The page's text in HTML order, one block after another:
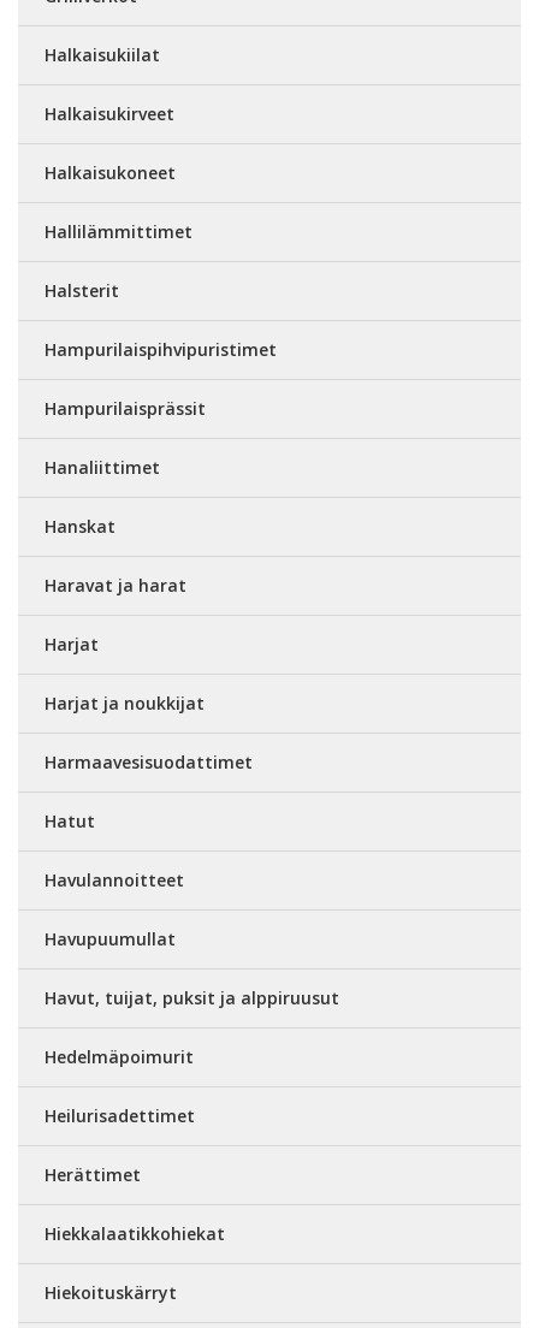
Halkaisukiilat
Halkaisukirveet
Halkaisukoneet
Hallilämmittimet
Halsterit
Hampurilaispihvipuristimet
Hampurilaisprässit
Hanaliittimet
Hanskat
Haravat ja harat
Harjat
Harjat ja noukkijat
Harmaavesisuodattimet
Hatut
Havulannoitteet
Havupuumullat
Havut, tuijat, puksit ja alppiruusut
Hedelmäpoimurit
Heilurisadettimet
Herättimet
Hiekkalaatikkohiekat
Hiekoituskärryt